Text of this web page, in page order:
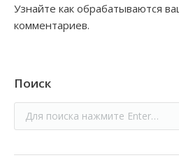
Узнайте как обрабатываются
комментариев.
Поиск